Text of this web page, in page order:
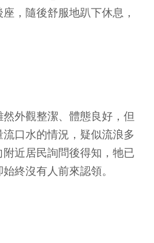
，隨後舒服地趴下休息，
外觀整潔、體態良好，但
口水的情況，疑似流浪多
附近居民詢問後得知，牠已
終沒有人前來認領。